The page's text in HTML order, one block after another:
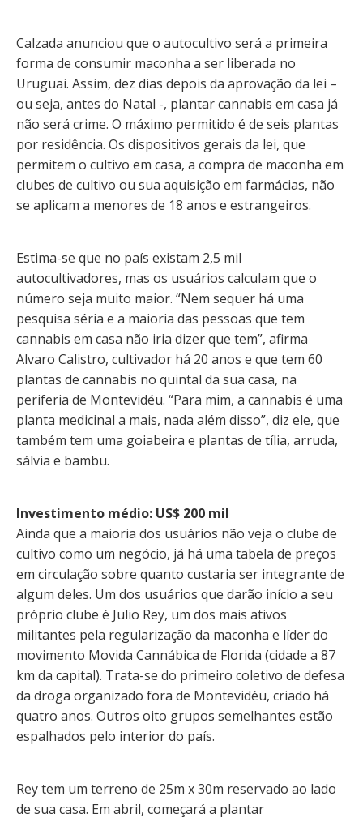
Calzada anunciou que o autocultivo será a primeira
forma de consumir maconha a ser liberada no
Uruguai. Assim, dez dias depois da aprovação da lei –
ou seja, antes do Natal -, plantar cannabis em casa já
não será crime. O máximo permitido é de seis plantas
por residência. Os dispositivos gerais da lei, que
permitem o cultivo em casa, a compra de maconha em
clubes de cultivo ou sua aquisição em farmácias, não
se aplicam a menores de 18 anos e estrangeiros.
Estima-se que no país existam 2,5 mil
autocultivadores, mas os usuários calculam que o
número seja muito maior. “Nem sequer há uma
pesquisa séria e a maioria das pessoas que tem
cannabis em casa não iria dizer que tem”, afirma
Alvaro Calistro, cultivador há 20 anos e que tem 60
plantas de cannabis no quintal da sua casa, na
periferia de Montevidéu. “Para mim, a cannabis é uma
planta medicinal a mais, nada além disso”, diz ele, que
também tem uma goiabeira e plantas de tília, arruda,
sálvia e bambu.
Investimento médio: US$ 200 mil
Ainda que a maioria dos usuários não veja o clube de
cultivo como um negócio, já há uma tabela de preços
em circulação sobre quanto custaria ser integrante de
algum deles. Um dos usuários que darão início a seu
próprio clube é Julio Rey, um dos mais ativos
militantes pela regularização da maconha e líder do
movimento Movida Cannábica de Florida (cidade a 87
km da capital). Trata-se do primeiro coletivo de defesa
da droga organizado fora de Montevidéu, criado há
quatro anos. Outros oito grupos semelhantes estão
espalhados pelo interior do país.
Rey tem um terreno de 25m x 30m reservado ao lado
de sua casa. Em abril, começará a plantar